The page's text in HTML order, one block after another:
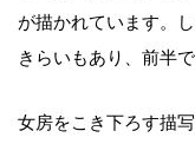
が描かれています。
きらいもあり、前半
女房をこき下ろす描